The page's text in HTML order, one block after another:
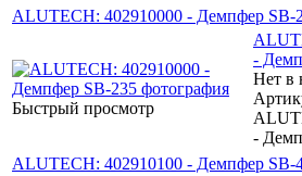
ALUTECH: 402910000 - Демпфер SB-
Быстрый просмотр
-
Нет в
-
ALUTECH: 402910100 - Демпфер SB-